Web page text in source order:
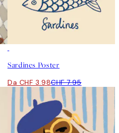
Sardines Poster
Da CHF 3.98CHF 7.95